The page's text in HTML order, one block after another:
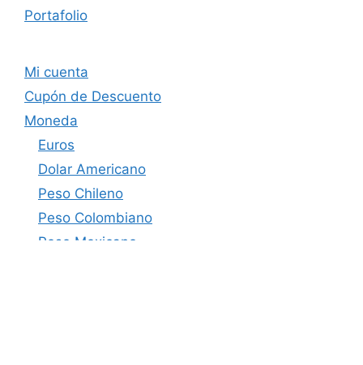
Portafolio
Mi cuenta
Cupón de Descuento
Moneda
Euros
Dolar Americano
Peso Chileno
Peso Colombiano
Peso Mexicano